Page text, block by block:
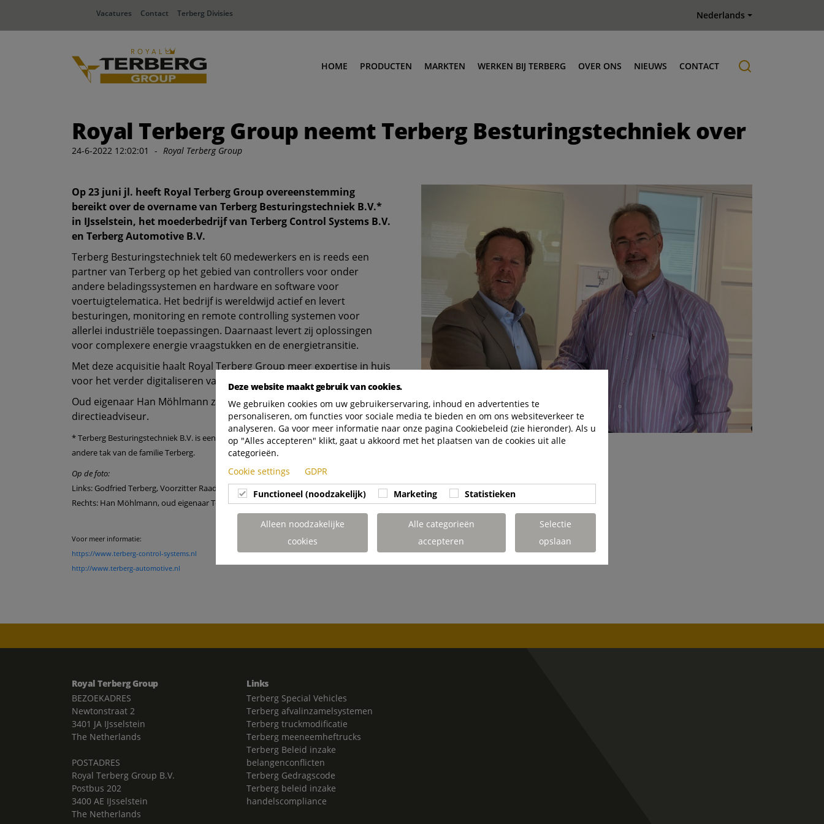
Vacatures Contact Terberg Divisies Nederlands
HOME PRODUCTEN MARKTEN WERKEN BIJ TERBERG OVER ONS NIEUWS CONTACT
Royal Terberg Group neemt Terberg Besturingstechniek over
24-6-2022 12:02:01 - Royal Terberg Group
Op 23 juni jl. heeft Royal Terberg Group overeenstemming
bereikt over de overname van Terberg Besturingstechniek B.V.*
in IJsselstein, het moederbedrijf van Terberg Control Systems B.V.
en Terberg Automotive B.V.
Terberg Besturingstechniek telt 60 medewerkers en is reeds een
partner van Terberg op het gebied van controllers voor onder
andere beladingssystemen en hardware en software voor
voertuigtelematica. Het bedrijf is wereldwijd actief en levert
besturingen, monitoring en remote controlling systemen voor
allerlei industriële toepassingen. Daarnaast levert zij oplossingen
voor complexere energie vraagstukken en de energietransitie.
Met deze acquisitie haalt Royal Terberg Group meer expertise in huis
voor het verder digitaliseren van voertuigen.
Oud eigenaar Han Möhlmann zal betrokken blijven als
directieadviseur.
* Terberg Besturingstechniek B.V. is een bedrijf dat oorspronkelijk is opgericht door een
andere tak van de familie Terberg.
Op de foto:
Links: Godfried Terberg, Voorzitter Raad van Bestuur Royal Terberg Group
Rechts: Han Möhlmann, oud eigenaar Terberg Besturingstechniek
Voor meer informatie:
https://www.terberg-control-systems.nl
http://www.terberg-automotive.nl
Royal Terberg Group
BEZOEKADRES
Newtonstraat 2
3401 JA IJsselstein
The Netherlands
POSTADRES
Royal Terberg Group B.V.
Postbus 202
3400 AE IJsselstein
The Netherlands
Links
Terberg Special Vehicles
Terberg afvalinzamelsystemen
Terberg truckmodificatie
Terberg meeneemheftrucks
Terberg Beleid inzake
belangenconflicten
Terberg Gedragscode
Terberg beleid inzake
handelscompliance
Deze website maakt gebruik van cookies.
We gebruiken cookies om uw gebruikerservaring, inhoud en advertenties te
personaliseren, om functies voor sociale media te bieden en om ons websiteverkeer te
analyseren. Ga voor meer informatie naar onze pagina Cookiebeleid (zie hieronder). Als u
op "Alles accepteren" klikt, gaat u akkoord met het plaatsen van de cookies uit alle
categorieën.
Cookie settings
GDPR
Functioneel (noodzakelijk)
Marketing Statistieken
Alleen noodzakelijke
cookies
Alle categorieën
accepteren
Selectie
opslaan